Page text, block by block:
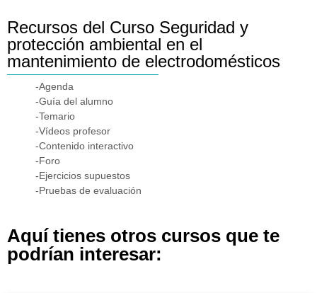
Recursos del Curso Seguridad y
protección ambiental en el
mantenimiento de electrodomésticos
-Agenda
-Guía del alumno
-Temario
-Vídeos profesor
-Contenido interactivo
-Foro
-Ejercicios supuestos
-Pruebas de evaluación
Aquí tienes otros cursos que te
podrían interesar: